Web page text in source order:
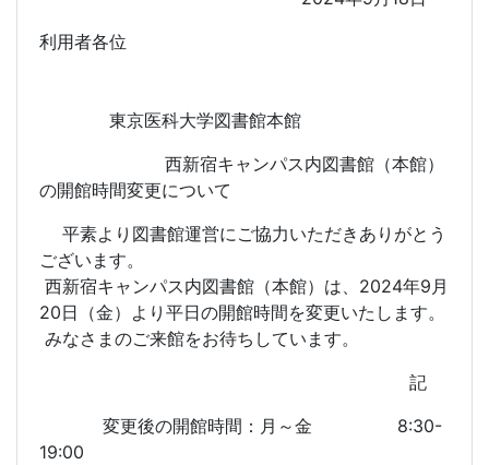
利用者各位
東京医科大学図書館本館
西新宿キャンパス内図書館（本館）
の開館時間変更について
平素より図書館運営にご協力いただきありがとう
ございます。
西新宿キャンパス内図書館（本館）は、2024年9月
20日（金）より平日の開館時間を変更いたします。
みなさまのご来館をお待ちしています。
記
変更後の開館時間：月～金 8:30-
19:00